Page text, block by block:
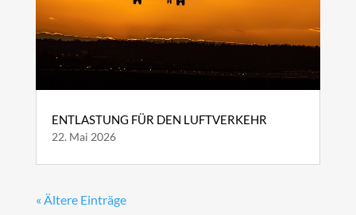
ENTLASTUNG FÜR DEN LUFTVERKEHR
22. Mai 2026
« Ältere Einträge